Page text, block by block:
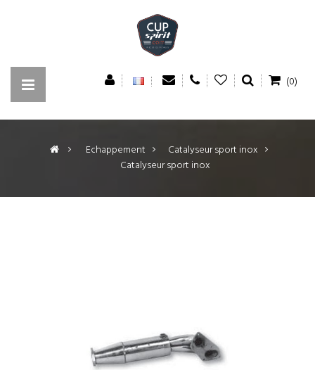
(0)
> Echappement >
Catalyseur sport inox
Catalyseur sport inox